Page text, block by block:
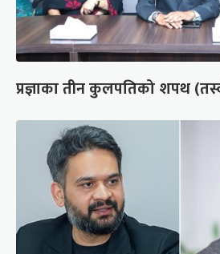
प्रज्ञाका तीन कुलपतिको शपथ